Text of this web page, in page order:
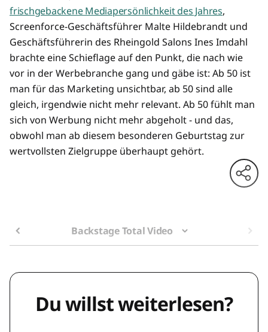
frischgebackene Mediapersönlichkeit des Jahres,
Screenforce-Geschäftsführer Malte Hildebrandt und
Geschäftsführerin des Rheingold Salons Ines Imdahl
brachte eine Schieflage auf den Punkt, die nach wie
vor in der Werbebranche gang und gäbe ist: Ab 50 ist
man für das Marketing unsichtbar, ab 50 sind alle
gleich, irgendwie nicht mehr relevant. Ab 50 fühlt man
sich von Werbung nicht mehr abgeholt - und das,
obwohl man ab diesem besonderen Geburtstag zur
wertvollsten Zielgruppe überhaupt gehört.
Backstage Total Video
Du willst weiterlesen?